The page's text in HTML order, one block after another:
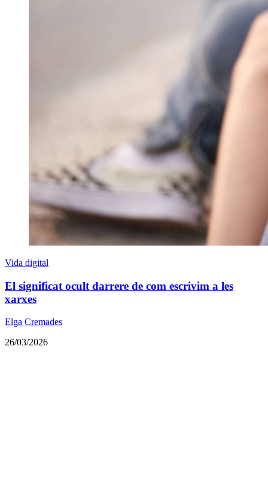
Vida digital
El significat ocult darrere de com escrivim a les
xarxes
Elga Cremades
26/03/2026